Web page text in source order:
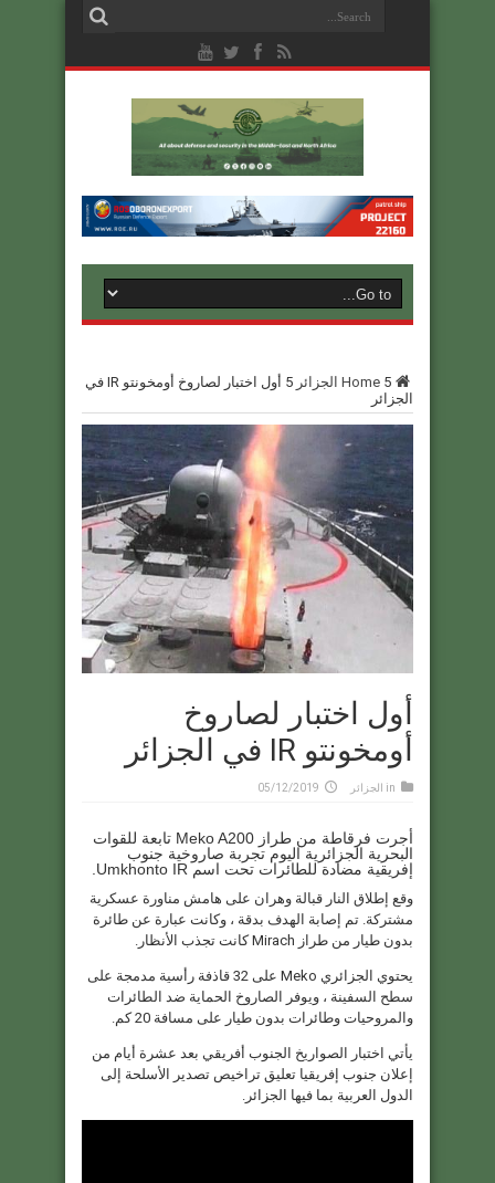
Home 5 الجزائر
أول اختبار لصاروخ أومخونتو IR في
الجزائر
أول اختبار لصاروخ
أومخونتو IR في الجزائر
in الجزائر 05/12/2019
أجرت فرقاطة من طراز Meko A200 تابعة للقوات
البحرية الجزائرية اليوم تجربة صاروخية جنوب
إفريقية مضادة للطائرات تحت اسم Umkhonto IR.
وقع إطلاق النار قبالة وهران على هامش مناورة عسكرية
مشتركة. تم إصابة الهدف بدقة ، وكانت عبارة عن طائرة
بدون طيار من طراز Mirach كانت تجذب الأنظار.
يحتوي الجزائري Meko على 32 قاذفة رأسية مدمجة على
سطح السفينة ، ويوفر الصاروخ الحماية ضد الطائرات
والمروحيات وطائرات بدون طيار على مسافة 20 كم.
يأتي اختبار الصواريخ الجنوب أفريقي بعد عشرة أيام من
إعلان جنوب إفريقيا تعليق تراخيص تصدير الأسلحة إلى
الدول العربية بما فيها الجزائر.